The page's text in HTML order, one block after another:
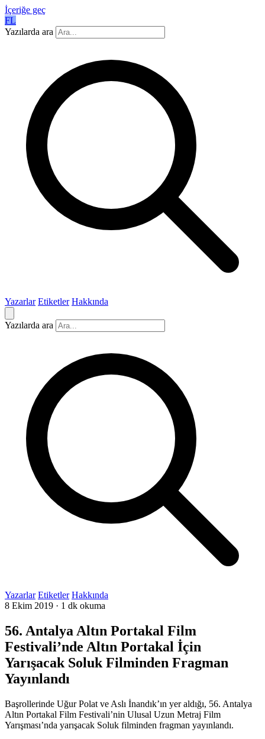
İçeriğe geç
FL
Yazılarda ara
Yazarlar Etiketler Hakkında
Yazılarda ara
Yazarlar Etiketler Hakkında
8 Ekim 2019 · 1 dk okuma
56. Antalya Altın Portakal Film
Festivali’nde Altın Portakal İçin
Yarışacak Soluk Filminden Fragman
Yayınlandı
Başrollerinde Uğur Polat ve Aslı İnandık’ın yer aldığı, 56. Antalya
Altın Portakal Film Festivali’nin Ulusal Uzun Metraj Film
Yarışması’nda yarışacak Soluk filminden fragman yayınlandı.